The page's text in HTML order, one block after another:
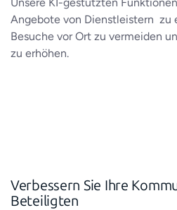
Angebote von Dienstleistern zu
Besuche vor Ort zu vermeiden
zu erhöhen.
Verbessern Sie Ihre
Beteiligten